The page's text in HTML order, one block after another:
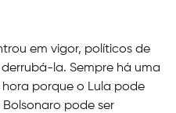
em vigor, políticos de
la. Sempre há uma
porque o Lula pode
pode ser